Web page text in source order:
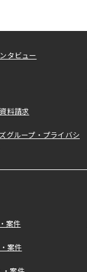
タビュー
料請求
グループ・プライバシ
案件
案件